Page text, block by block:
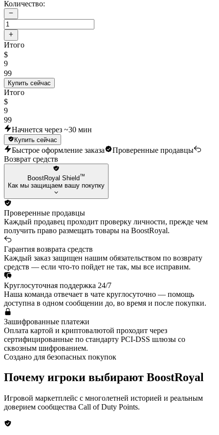
Количество:
Итого
$
9
99
Купить сейчас
Итого
$
9
99
Начнется через ~30 мин
Купить сейчас
Быстрое оформление заказа
Проверенные продавцы
Возврат средств
BoostRoyal Shield™
Как мы защищаем вашу покупку
Проверенные продавцы
Каждый продавец проходит проверку личности, прежде чем
получить право размещать товары на BoostRoyal.
Гарантия возврата средств
Каждый заказ защищен нашим обязательством по возврату
средств — если что-то пойдет не так, мы все исправим.
Круглосуточная поддержка 24/7
Наша команда отвечает в чате круглосуточно — помощь
доступна в одном сообщении до, во время и после покупки.
Зашифрованные платежи
Оплата картой и криптовалютой проходит через
сертифицированные по стандарту PCI-DSS шлюзы со
сквозным шифрованием.
Создано для безопасных покупок
Почему игроки выбирают BoostRoyal
Игровой маркетплейс с многолетней историей и реальным
доверием сообщества Call of Duty Points.